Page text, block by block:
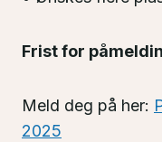
Frist for
Meld deg på her:
2025